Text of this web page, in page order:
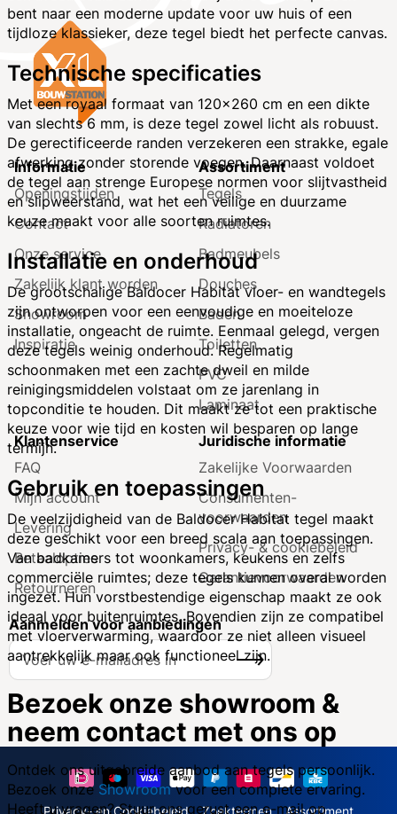
bent naar een moderne update voor uw huis of een
tijdloze klassieker, deze tegel biedt het perfecte canvas.
Technische specificaties
Met een royaal formaat van 120x260 cm en een dikte
van slechts 6 mm, is deze tegel zowel licht als robuust.
De gerectificeerde randen verzekeren een strakke, egale
afwerking zonder storende voegen. Daarnaast voldoet
de tegel aan strenge Europese normen voor slijtvastheid
en slipweerstand, wat het een veilige en duurzame
keuze maakt voor alle soorten ruimtes.
Installatie en onderhoud
De grootschalige Baldocer Habitat vloer- en wandtegels
zijn ontworpen voor een eenvoudige en moeiteloze
installatie, ongeacht de ruimte. Eenmaal gelegd, vergen
deze tegels weinig onderhoud. Regelmatig
schoonmaken met een zachte dweil en milde
reinigingsmiddelen volstaat om ze jarenlang in
topconditie te houden. Dit maakt ze tot een praktische
keuze voor wie tijd en kosten wil besparen op lange
termijn.
Gebruik en toepassingen
De veelzijdigheid van de Baldocer Habitat tegel maakt
deze geschikt voor een breed scala aan toepassingen.
Van badkamers tot woonkamers, keukens en zelfs
commerciële ruimtes; deze tegels kunnen overal worden
ingezet. Hun vorstbestendige eigenschap maakt ze ook
ideaal voor buitenruimtes. Bovendien zijn ze compatibel
met vloerverwarming, waardoor ze niet alleen visueel
aantrekkelijk maar ook functioneel zijn.
Bezoek onze showroom &
neem contact met ons op
Ontdek ons uitgebreide aanbod aan tegels persoonlijk.
Bezoek onze Showroomvoor een complete ervaring.
Heeft u vragen? Stuur ons gerust een e-mail op
Informatie
Openingstijden
Contact
Onze service
Zakelijk klant worden
Showroom
Inspiratie
Assortiment
Tegels
Radiatoren
Badmeubels
Douches
Baden
Toiletten
PVC
Laminaat
Klantenservice
FAQ
Mijn account
Levering
Betaalopties
Retourneren
Juridische informatie
Zakelijke Voorwaarden
Consumenten­
voorwaarden
Privacy- & cookiebeleid
Garantie­voorwaarden
Aanmelden voor aanbiedingen
A
b
n
n
e
e
r
u
Inschrijven
Privacy- en Cookiebeleid Zoektermen Assortiment